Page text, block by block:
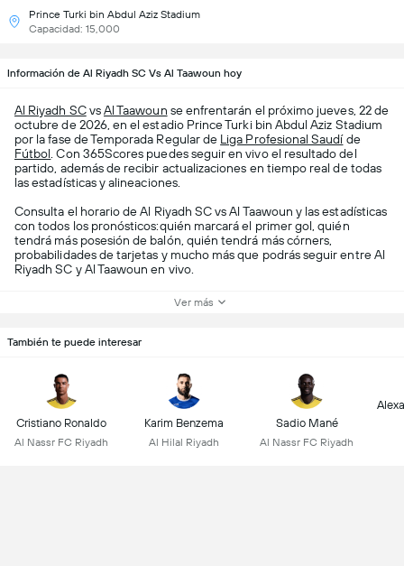
Prince Turki bin Abdul Aziz Stadium
Capacidad: 15,000
Información de Al Riyadh SC Vs Al Taawoun hoy
Al Riyadh SCvsAl Taawoun se enfrentarán el próximo jueves, 22 de
octubre de 2026, en el estadio Prince Turki bin Abdul Aziz Stadium
por la fase de Temporada Regular de Liga Profesional Saudíde
Fútbol . Con 365Scores puedes seguir en vivo el resultado del
partido, además de recibir actualizaciones en tiempo real de todas
las estadísticas y alineaciones.
Consulta el horario de Al Riyadh SC vs Al Taawoun y las estadísticas
con todos los pronósticos:quién marcará el primer gol, quién
tendrá más posesión de balón, quién tendrá más córners,
probabilidades de tarjetas y mucho más que podrás seguir entre Al
Riyadh SC y Al Taawoun en vivo.
Ver más
También te puede interesar
Cristiano Ronaldo
Al Nassr FC Riyadh
Karim Benzema
Al Hilal Riyadh
Sadio Mané
Al Nassr FC Riyadh